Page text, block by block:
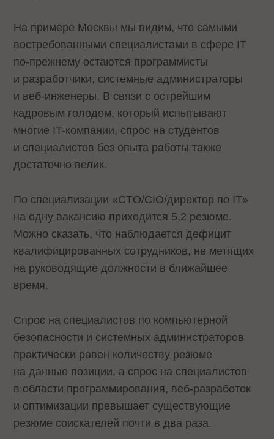
На примере Москвы мы видим, что самыми
востребованными специалистами в сфере IT
по-прежнему остаются программисты
и разработчики, системные администраторы
и веб-инженеры. В связи с острейшим
кадровым голодом, который испытывают
многие IT-компании, спрос на студентов
и специалистов без опыта работы также
достаточно велик.
По специализации «CTO/CIO/директор по IT»
на одну вакансию приходится 5,2 резюме.
Можно сказать, что наблюдается дефицит
квалифицированных сотрудников, не метящих
на руководящие должности в ближайшее
время.
Спрос на специалистов по компьютерной
безопасности и системных администраторов
практически равен количеству резюме
на данные позиции, а спрос на специалистов
в области программирования, веб-разработок
и оптимизации превышает существующие
резюме соискателей почти в два раза.